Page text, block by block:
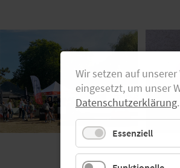
Wir setzen auf
eingesetzt, um unser
Datenschutzerklärung.
Essenziell